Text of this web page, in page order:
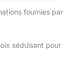
permet
Un
fournies par
séduisant pour